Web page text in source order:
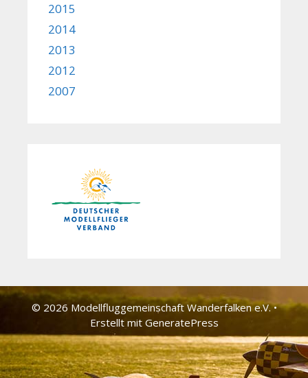
2015
2014
2013
2012
2007
© 2026 Modellfluggemeinschaft Wander­falken e.V.•
Erstellt mit GeneratePress